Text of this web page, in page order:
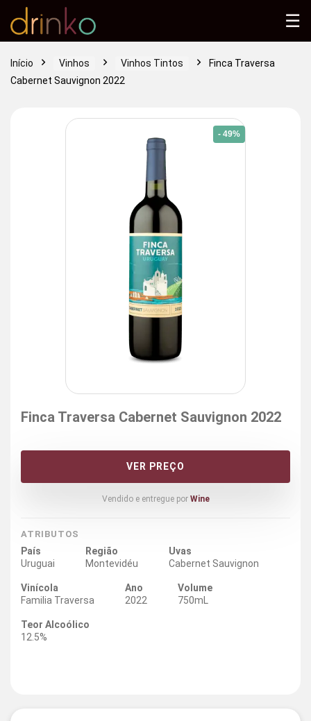
Início Vinhos Vinhos Tintos
Finca Traversa
Cabernet Sauvignon 2022
- 49%
Finca Traversa Cabernet Sauvignon 2022
VER PREÇO
Vendido e entregue por Wine
ATRIBUTOS
País
Uruguai
Região
Montevidéu
Uvas
Cabernet Sauvignon
Vinícola
Familia Traversa
Ano
2022
Volume
750mL
Teor Alcoólico
12.5%
☰